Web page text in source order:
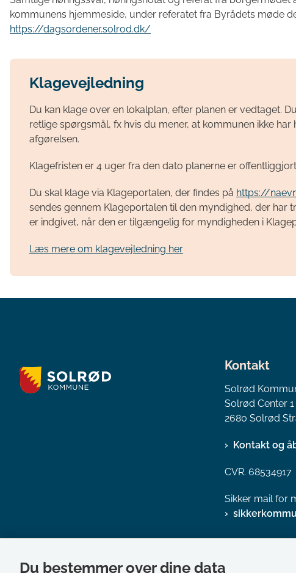
kommunens hjemmeside, under referatet fra Byrådets møde
https://dagsordener.solrod.dk/
Klagevejledning
Du kan klage over en lokalplan, efter planen er vedtaget.
retlige spørgsmål, fx hvis du mener, at kommunen ikke
afgørelsen.
Klagefristen er 4 uger fra den dato planerne er
Du skal klage via Klageportalen, der findes på https://
sendes gennem Klageportalen til den myndighed, der har
er indgivet, når den er tilgængelig for myndigheden i
Læs mere om klagevejledning her
Kontakt
Solrød
Solrød Center 1
2680 Solrød
Kontakt og
CVR. 68534917
Sikker mail for
Du bestemmer over dine data